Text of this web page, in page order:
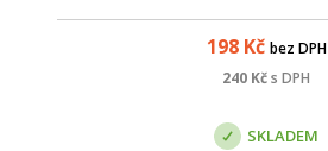
198Kč bez DPH
240 Kčs DPH
SKLADEM